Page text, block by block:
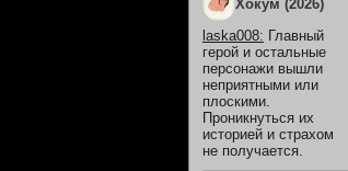
Хокум (2026)
laska008: Главный
герой и остальные
персонажи вышли
неприятными или
плоскими.
Проникнуться их
историей и страхом
не получается.